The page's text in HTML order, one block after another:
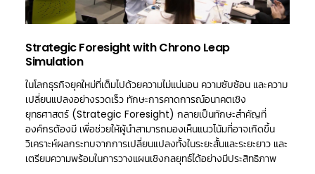
Strategic Foresight with Chrono Leap
Simulation
ในโลกธุรกิจยุคใหม่ที่เต็มไปด้วยความไม่แน่นอน ความซับซ้อน และความ
เปลี่ยนแปลงอย่างรวดเร็ว ทักษะการคาดการณ์อนาคตเชิง
ยุทธศาสตร์ (Strategic Foresight) กลายเป็นทักษะสำคัญที่
องค์กรต้องมี เพื่อช่วยให้ผู้นำสามารถมองเห็นแนวโน้มที่อาจเกิดขึ้น
วิเคราะห์ผลกระทบจากการเปลี่ยนแปลงทั้งในระยะสั้นและระยะยาว และ
เตรียมความพร้อมในการวางแผนเชิงกลยุทธ์ได้อย่างมีประสิทธิภาพ